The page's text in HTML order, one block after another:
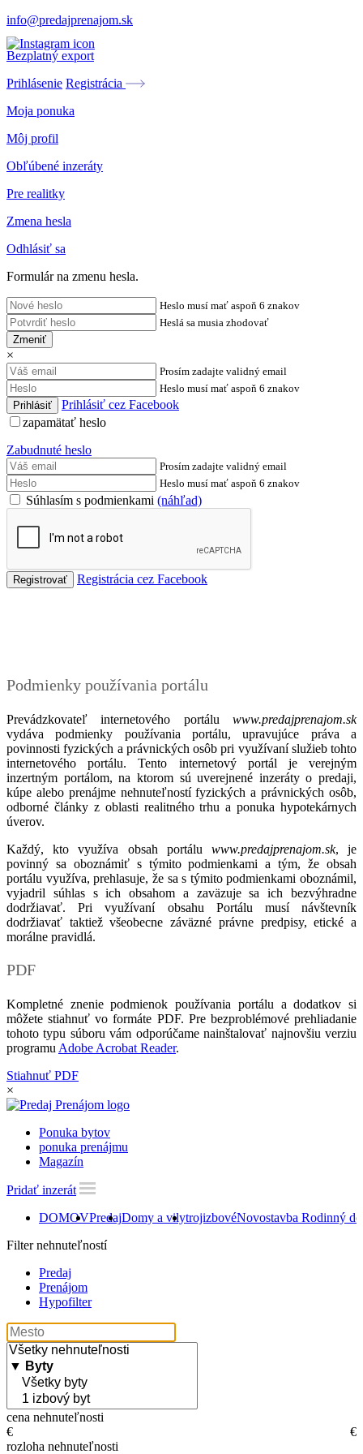
info@predajprenajom.sk
Bezplatný export
Prihlásenie Registrácia
Moja ponuka
Môj profil
Obľúbené inzeráty
Pre realitky
Zmena hesla
Odhlásiť sa
Formulár na zmenu hesla.
Heslo musí mať aspoň 6 znakov
Heslá sa musia zhodovať
Zmeniť
×
Prosím zadajte validný email
Heslo musí mať aspoň 6 znakov
Prihlásiť cez Facebook
zapamätať heslo
Zabudnuté heslo
Prosím zadajte validný email
Heslo musí mať aspoň 6 znakov
Súhlasím s podmienkami (náhľad)
Registrácia cez Facebook
Podmienky používania portálu
Prevádzkovateľ internetového portálu www.predajprenajom.sk
vydáva podmienky používania portálu, upravujúce práva a
povinnosti fyzických a právnických osôb pri využívaní služieb tohto
internetového portálu. Tento internetový portál je verejným
inzertným portálom, na ktorom sú uverejnené inzeráty o predaji,
kúpe alebo prenájme nehnuteľností fyzických a právnických osôb,
odborné články z oblasti realitného trhu a ponuka hypotekárnych
úverov.
Každý, kto využíva obsah portálu www.predajprenajom.sk, je
povinný sa oboznámiť s týmito podmienkami a tým, že obsah
portálu využíva, prehlasuje, že sa s týmito podmienkami oboznámil,
vyjadril súhlas s ich obsahom a zaväzuje sa ich bezvýhradne
dodržiavať. Pri využívaní obsahu Portálu musí návštevník
dodržiavať taktiež všeobecne záväzné právne predpisy, etické a
morálne pravidlá.
PDF
Kompletné znenie podmienok používania portálu a dodatkov si
môžete stiahnuť vo formáte PDF. Pre bezproblémové prehliadanie
tohoto typu súboru vám odporúčame nainštalovať najnovšiu verziu
programu Adobe Acrobat Reader.
Stiahnuť PDF
×
Ponuka bytov
ponuka prenájmu
Magazín
Pridať inzerát
DOMOVPredajDomy a vilytrojizbovéNovostavba Rodinný
Filter nehnuteľností
Predaj
Prenájom
Hypofilter
cena nehnuteľnosti
€
€
rozloha nehnuteľnosti